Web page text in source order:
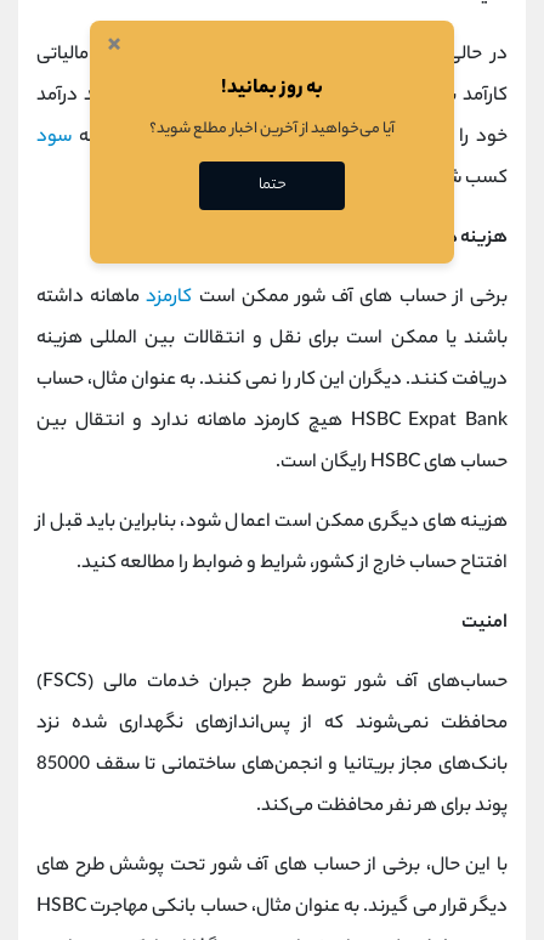
در حالی که حساب‌های آف‌ شور می‌توانند یک روش مالیاتی
کارآمد برای پس‌انداز و سرمایه‌گذاری ارائه کنند، شما باید درآمد
خود را به مقامات مالیاتی مربوطه فاش کنید و هرگونه سود
کسب شده در حساب‌های خارج از کشور را اعلام کنید.
هزینه ها
برخی از حساب های آف‌ شور ممکن است کارمزدماهانه داشته
باشند یا ممکن است برای نقل و انتقالات بین المللی هزینه
دریافت کنند. دیگران این کار را نمی کنند. به عنوان مثال، حساب
HSBC Expat Bank هیچ کارمزد ماهانه ندارد و انتقال بین
حساب های HSBC رایگان است.
هزینه های دیگری ممکن است اعمال شود، بنابراین باید قبل از
افتتاح حساب خارج از کشور، شرایط و ضوابط را مطالعه کنید.
امنیت
حساب‌های آف‌ شور توسط طرح جبران خدمات مالی (FSCS)
محافظت نمی‌شوند که از پس‌اندازهای نگهداری شده نزد
بانک‌های مجاز بریتانیا و انجمن‌های ساختمانی تا سقف 85000
پوند برای هر نفر محافظت می‌کند.
با این حال، برخی از حساب های آف‌ شور تحت پوشش طرح های
دیگر قرار می گیرند. به عنوان مثال، حساب بانکی مهاجرت HSBC
×
به روز بمانید!
آیا می‌خواهید از آخرین اخبار مطلع شوید؟
حتما